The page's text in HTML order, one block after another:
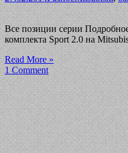
Все позиции серии
комплекта Sport 2.0 на
Read More »
1 Comment